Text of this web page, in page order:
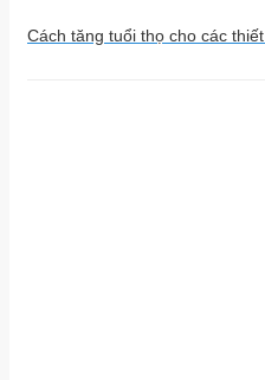
Cách tăng tuổi thọ cho các